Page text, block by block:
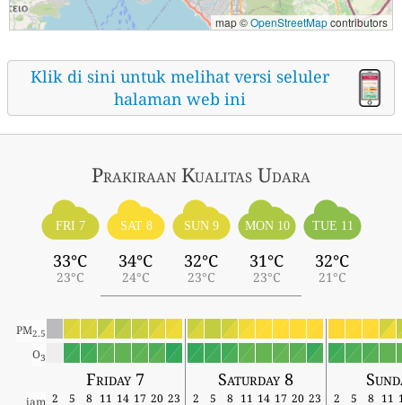
map ©OpenStreetMapcontributors
Klik di sini untuk melihat versi seluler
halaman web ini
Prakiraan Kualitas Udara
FRI 7
33°C
23°C
SAT 8
34°C
24°C
SUN 9
32°C
23°C
MON 10
31°C
23°C
TUE 11
32°C
21°C
PM2.5
O3
Friday 7 Saturday 8
jam 2 5 8 11 14 17 20 23 2 5 8 11 14 17 20 23 2 5 8 11